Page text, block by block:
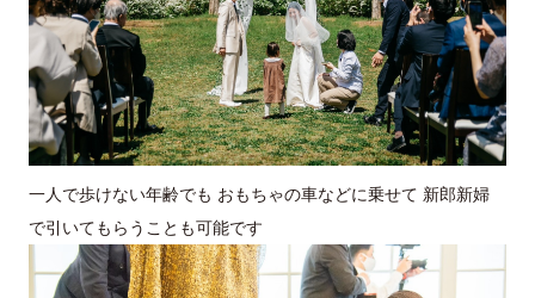
一人で歩けない年齢でも おもちゃの車などに乗せて 新郎新婦
で引いてもらうことも可能です